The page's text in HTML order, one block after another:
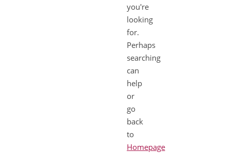
you're
looking
for.
Perhaps
searching
can
help
or
go
back
to
Homepage